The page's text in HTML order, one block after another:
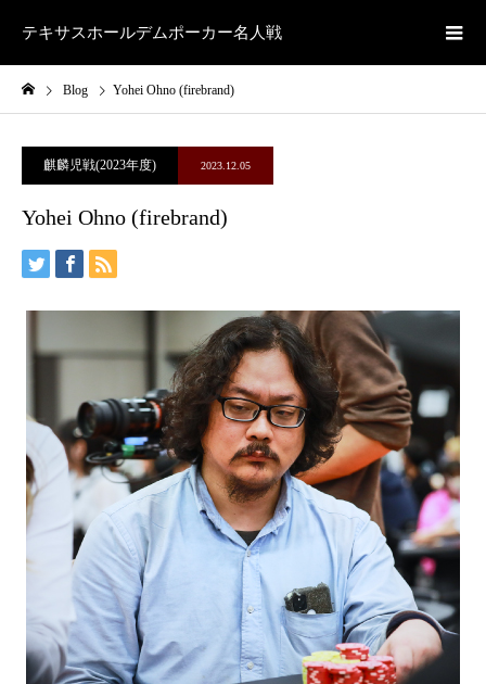
テキサスホールデムポーカー名人戦
Blog Yohei Ohno (firebrand)
麒麟児戦(2023年度) 2023.12.05
Yohei Ohno (firebrand)